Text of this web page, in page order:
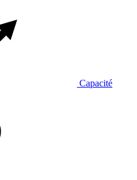
Capacité